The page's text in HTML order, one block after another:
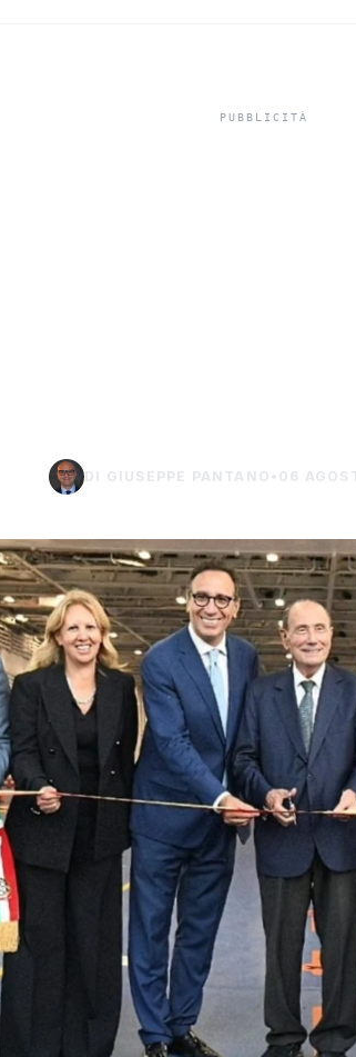
DI GIUSEPPE PANTANO • 06